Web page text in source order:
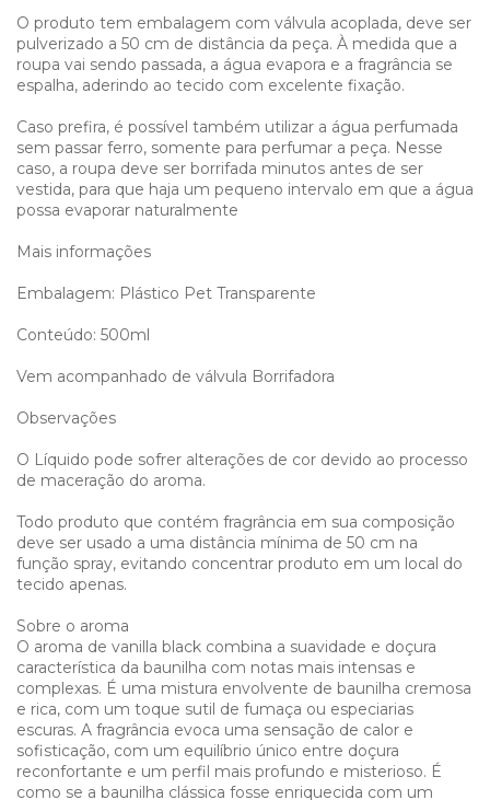
O produto tem embalagem com válvula acoplada, deve ser
pulverizado a 50 cm de distância da peça. À medida que a
roupa vai sendo passada, a água evapora e a fragrância se
espalha, aderindo ao tecido com excelente fixação.
Caso prefira, é possível também utilizar a água perfumada
sem passar ferro, somente para perfumar a peça. Nesse
caso, a roupa deve ser borrifada minutos antes de ser
vestida, para que haja um pequeno intervalo em que a água
possa evaporar naturalmente
Mais informações
Embalagem: Plástico Pet Transparente
Conteúdo: 500ml
Vem acompanhado de válvula Borrifadora
Observações
O Líquido pode sofrer alterações de cor devido ao processo
de maceração do aroma.
Todo produto que contém fragrância em sua composição
deve ser usado a uma distância mínima de 50 cm na
função spray, evitando concentrar produto em um local do
tecido apenas.
Sobre o aroma
O aroma de vanilla black combina a suavidade e doçura
característica da baunilha com notas mais intensas e
complexas. É uma mistura envolvente de baunilha cremosa
e rica, com um toque sutil de fumaça ou especiarias
escuras. A fragrância evoca uma sensação de calor e
sofisticação, com um equilíbrio único entre doçura
reconfortante e um perfil mais profundo e misterioso. É
como se a baunilha clássica fosse enriquecida com um